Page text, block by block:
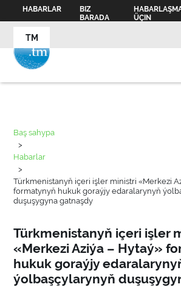
HABARLAR
BIZ
BARADA
ÜÇIN
TM
Baş sahypa
>
Habarlar
>
Türkmenistanyň içeri işler ministri «Merkezi
formatynyň hukuk goraýjy edaralarynyň
duşuşygyna gatnaşdy
Türkmenistanyň içeri işler
«Merkezi Aziýa – Hytaý»
hukuk goraýjy
ýolbaşçylarynyň